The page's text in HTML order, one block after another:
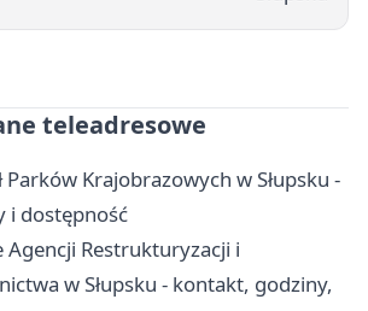
teleadresowe
Parków Krajobrazowych w Słupsku -
i dostępność
Restrukturyzacji i
w Słupsku - kontakt, godziny,